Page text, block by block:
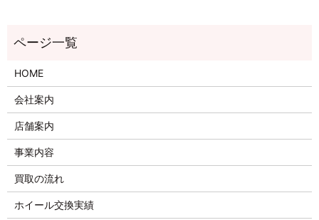
HOME
会社案内
店舗案内
事業内容
買取の流れ
ホイール交換実績